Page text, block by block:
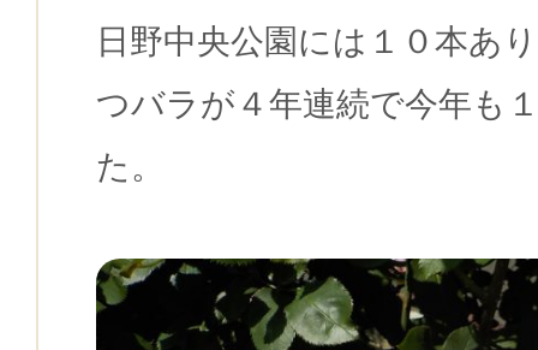
日野中央公園には１０本あ
つバラが４年連続で今年も
た。